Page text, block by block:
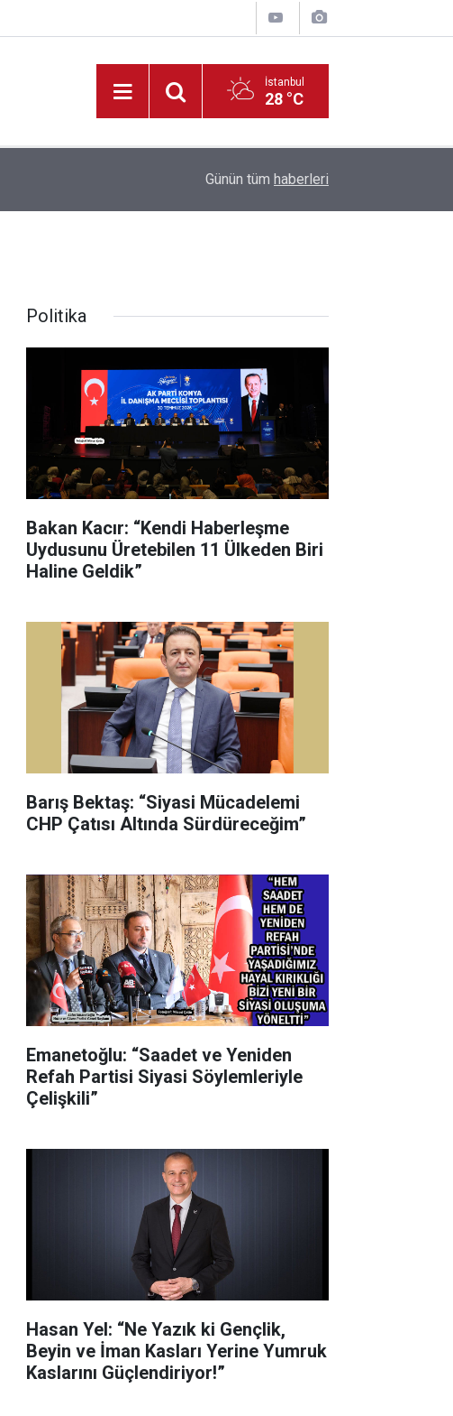
İstanbul
28 °C
Müdür Yiğit’ten, Tadilatı Devam Eden Okullara
Günün tüm haberleri
Politika
Bakan Kacır: “Kendi Haberleşme
Uydusunu Üretebilen 11 Ülkeden Biri
Haline Geldik”
Barış Bektaş: “Siyasi Mücadelemi
CHP Çatısı Altında Sürdüreceğim”
Emanetoğlu: “Saadet ve Yeniden
Refah Partisi Siyasi Söylemleriyle
Çelişkili”
Hasan Yel: “Ne Yazık ki Gençlik,
Beyin ve İman Kasları Yerine Yumruk
Kaslarını Güçlendiriyor!”